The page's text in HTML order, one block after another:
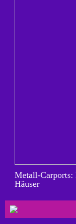
Metall-Carports:
Häuser